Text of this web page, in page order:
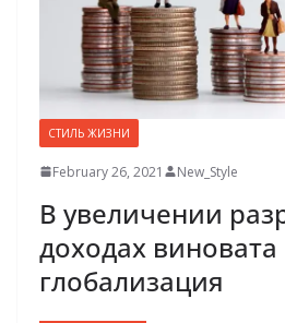
СТИЛЬ ЖИЗНИ
February 26, 2021 New_Style
В увеличении
доходах виновата
глобализация